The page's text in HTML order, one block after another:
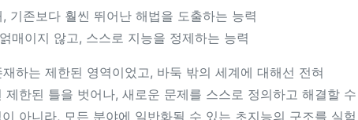
기존보다 훨씬 뛰어난 해법을 도출하는 능력
매이지 않고, 스스로 지능을 정제하는 능력
하는 제한된 영역이었고, 바둑 밖의 세계에 대해선 전혀
한된 틀을 벗어나, 새로운 문제를 스스로 정의하고 해결할 수
아니라, 모든 분야에 일반화될 수 있는 초지능의 구조를 실험